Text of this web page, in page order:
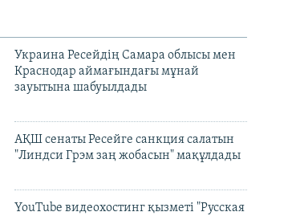
Украина Ресейдің Самара облысы мен
Краснодар аймағындағы мұнай
зауытына шабуылдады
АҚШ сенаты Ресейге санкция салатын
"Линдси Грэм заң жобасын" мақұлдады
YouTube видеохостинг қызметі "Русская